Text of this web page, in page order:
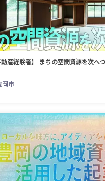
動産経験者】 まちの空間資源を次へ
岡市